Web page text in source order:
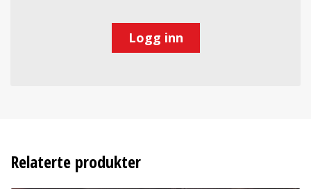
Logg inn
Relaterte produkter